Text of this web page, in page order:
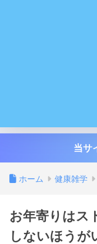
当サ
ホーム 健康雑学
お年寄りはス
しないほうが